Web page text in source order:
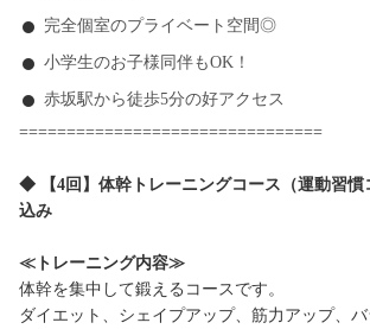
完全個室のプライベート空間◎
小学生のお子様同伴もOK！
赤坂駅から徒歩5分の好アクセス
================================
◆ 【4回】体幹トレーニングコース（運動習
込み
≪トレーニング内容≫
体幹を集中して鍛えるコースです。
ダイエット、シェイプアップ、筋力アップ、